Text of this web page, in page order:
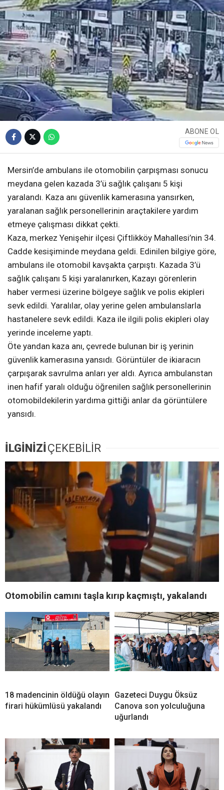
ABONE OL
Mersin’de ambulans ile otomobilin çarpışması sonucu
meydana gelen kazada 3’ü sağlık çalışanı 5 kişi
yaralandı. Kaza anı güvenlik kamerasına yansırken,
yaralanan sağlık personellerinin araçtakilere yardım
etmeye çalışması dikkat çekti.
Kaza, merkez Yenişehir ilçesi Çiftlikköy Mahallesi’nin 34.
Cadde kesişiminde meydana geldi. Edinilen bilgiye göre,
ambulans ile otomobil kavşakta çarpıştı. Kazada 3’ü
sağlık çalışanı 5 kişi yaralanırken, Kazayı görenlerin
haber vermesi üzerine bölgeye sağlık ve polis ekipleri
sevk edildi. Yaralılar, olay yerine gelen ambulanslarla
hastanelere sevk edildi. Kaza ile ilgili polis ekipleri olay
yerinde inceleme yaptı.
Öte yandan kaza anı, çevrede bulunan bir iş yerinin
güvenlik kamerasına yansıdı. Görüntüler de ikiaracın
çarpışarak savrulma anları yer aldı. Ayrıca ambulanstan
inen hafif yaralı olduğu öğrenilen sağlık personellerinin
otomobildekilerin yardıma gittiği anlar da görüntülere
yansıdı.
İLGİNİZİÇEKEBİLİR
Otomobilin camını taşla kırıp kaçmıştı, yakalandı
18 madencinin öldüğü olayın
firari hükümlüsü yakalandı
Gazeteci Duygu Öksüz
Canova son yolculuğuna
uğurlandı